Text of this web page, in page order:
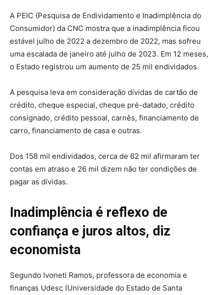
A PEIC (Pesquisa de Endividamento e Inadimplência do
Consumidor) da CNC mostra que a inadimplência ficou
estável julho de 2022 a dezembro de 2022, mas sofreu
uma escalada de janeiro até julho de 2023. Em 12 meses,
o Estado registrou um aumento de 25 mil endividados.
A pesquisa leva em consideração dívidas de cartão de
crédito, cheque especial, cheque pré-datado, crédito
consignado, crédito pessoal, carnês, financiamento de
carro, financiamento de casa e outras.
Dos 158 mil endividados, cerca de 62 mil afirmaram ter
contas em atraso e 26 mil dizem não ter condições de
pagar as dívidas.
Inadimplência é reflexo de
confiança e juros altos, diz
economista
Segundo Ivoneti Ramos, professora de economia e
finanças Udesc (Universidade do Estado de Santa